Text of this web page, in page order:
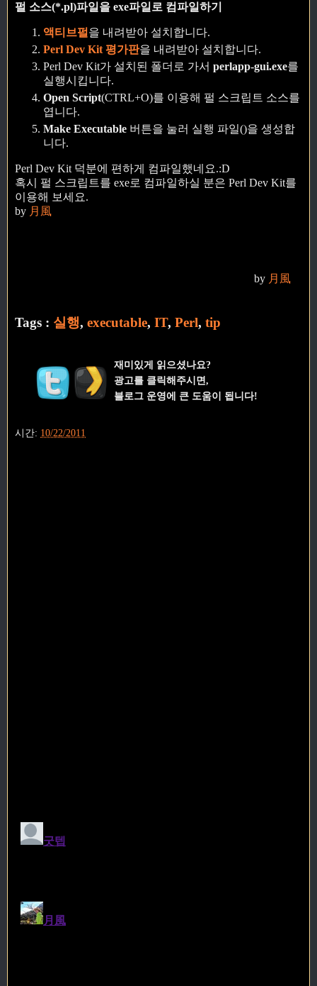
펄 소스(*.pl)파일을 exe파일로 컴파일하기
액티브펄 을 내려받아 설치합니다.
Perl Dev Kit 평가판을 내려받아 설치합니다.
Perl Dev Kit가 설치된 폴더로 가서 perlapp-gui.exe를
실행시킵니다.
Open Script(CTRL+O)를 이용해 펄 스크립트 소스를
엽니다.
Make Executable 버튼을 눌러 실행 파일()을 생성합
니다.
Perl Dev Kit 덕분에 편하게 컴파일했네요.:D
혹시 펄 스크립트를 exe로 컴파일하실 분은 Perl Dev Kit를
이용해 보세요.
by 月風
by 月風
Tags : 실행, executable, IT, Perl, tip
재미있게 읽으셨나요?
광고를 클릭해주시면,
블로그 운영에 큰 도움이 됩니다!
시간: 10/22/2011